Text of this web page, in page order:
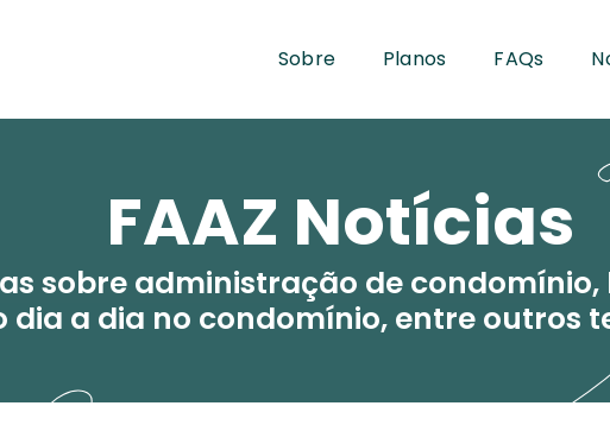
Sobre Planos FAQs
FAAZ Notícias
sobre administração de condomínio,
dia a dia no condomínio, entre outros